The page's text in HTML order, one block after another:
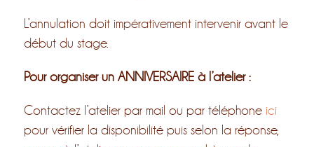
L’annulation doit impérativement intervenir avant le
début du stage.
Pour organiser un ANNIVERSAIRE à l’atelier :
Contactez l’atelier par mail ou par téléphone ici
pour vérifier la disponibilité puis selon la réponse,